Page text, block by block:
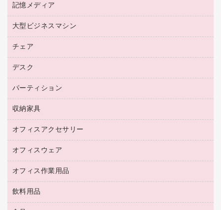
プリンタ用リボン
トナーカートリッジ
コピートナー
インクカートリッジ
ラベル用紙
プロッター用紙
ハガキ用紙
その他コピー用紙・プリンタ用紙
コピー用紙
マウスパッド
マウス
パソコンバッグ／収納用品
ネットワーク／ＬＡＮ機器
ネットワーク／ＬＡＮアクセサリー
セキュリティ用品
ＵＳＢハブ／ＵＳＢアクセサリー
ＯＡフィルター
ＯＡクリーナー／エアダスター
電話機
レーザープリンタ／複合機
メモリーカード
プロジェクタ
ファクシミリ
デジタルカメラ
スキャナー
コピー機
記憶メディア
ブルーレイディスク
ＣＤ－ＲＷ
ＣＤ－Ｒ
メディア収納用品
大型ビジネスマシン
プリンタ
チェア
応接イス・ベンチ
オフィスチェア
デスク
ミーティングテーブル
デスク
カウンター
パーティション
ホワイトボード・黒板
収納家具
保管庫・書庫
ロッカー・下駄箱
その他収納
オフィスアクセサリー
オフィスアクセサリー
オフィスウェア
医療・介護・ワーキングウェア
ブラウス・シャツ
アウター
オフィス作業用品
養生用品
防災用品
飲料用品